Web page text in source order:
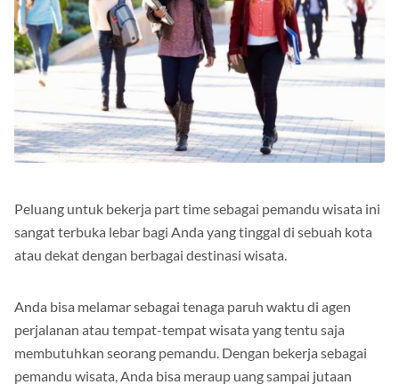
Peluang untuk bekerja part time sebagai pemandu wisata ini
sangat terbuka lebar bagi Anda yang tinggal di sebuah kota
atau dekat dengan berbagai destinasi wisata.
Anda bisa melamar sebagai tenaga paruh waktu di agen
perjalanan atau tempat-tempat wisata yang tentu saja
membutuhkan seorang pemandu. Dengan bekerja sebagai
pemandu wisata, Anda bisa meraup uang sampai jutaan